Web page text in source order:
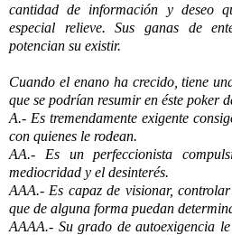
cantidad de información y deseo
especial relieve. Sus ganas de
potencian su existir.
Cuando el enano ha crecido, tiene
que se podrían resumir en éste poker
A.- Es tremendamente exigente
con quienes le rodean.
AA.- Es un perfeccionista
mediocridad y el desinterés.
AAA.- Es capaz de visionar,
que de alguna forma puedan
AAAA.- Su grado de autoexigencia